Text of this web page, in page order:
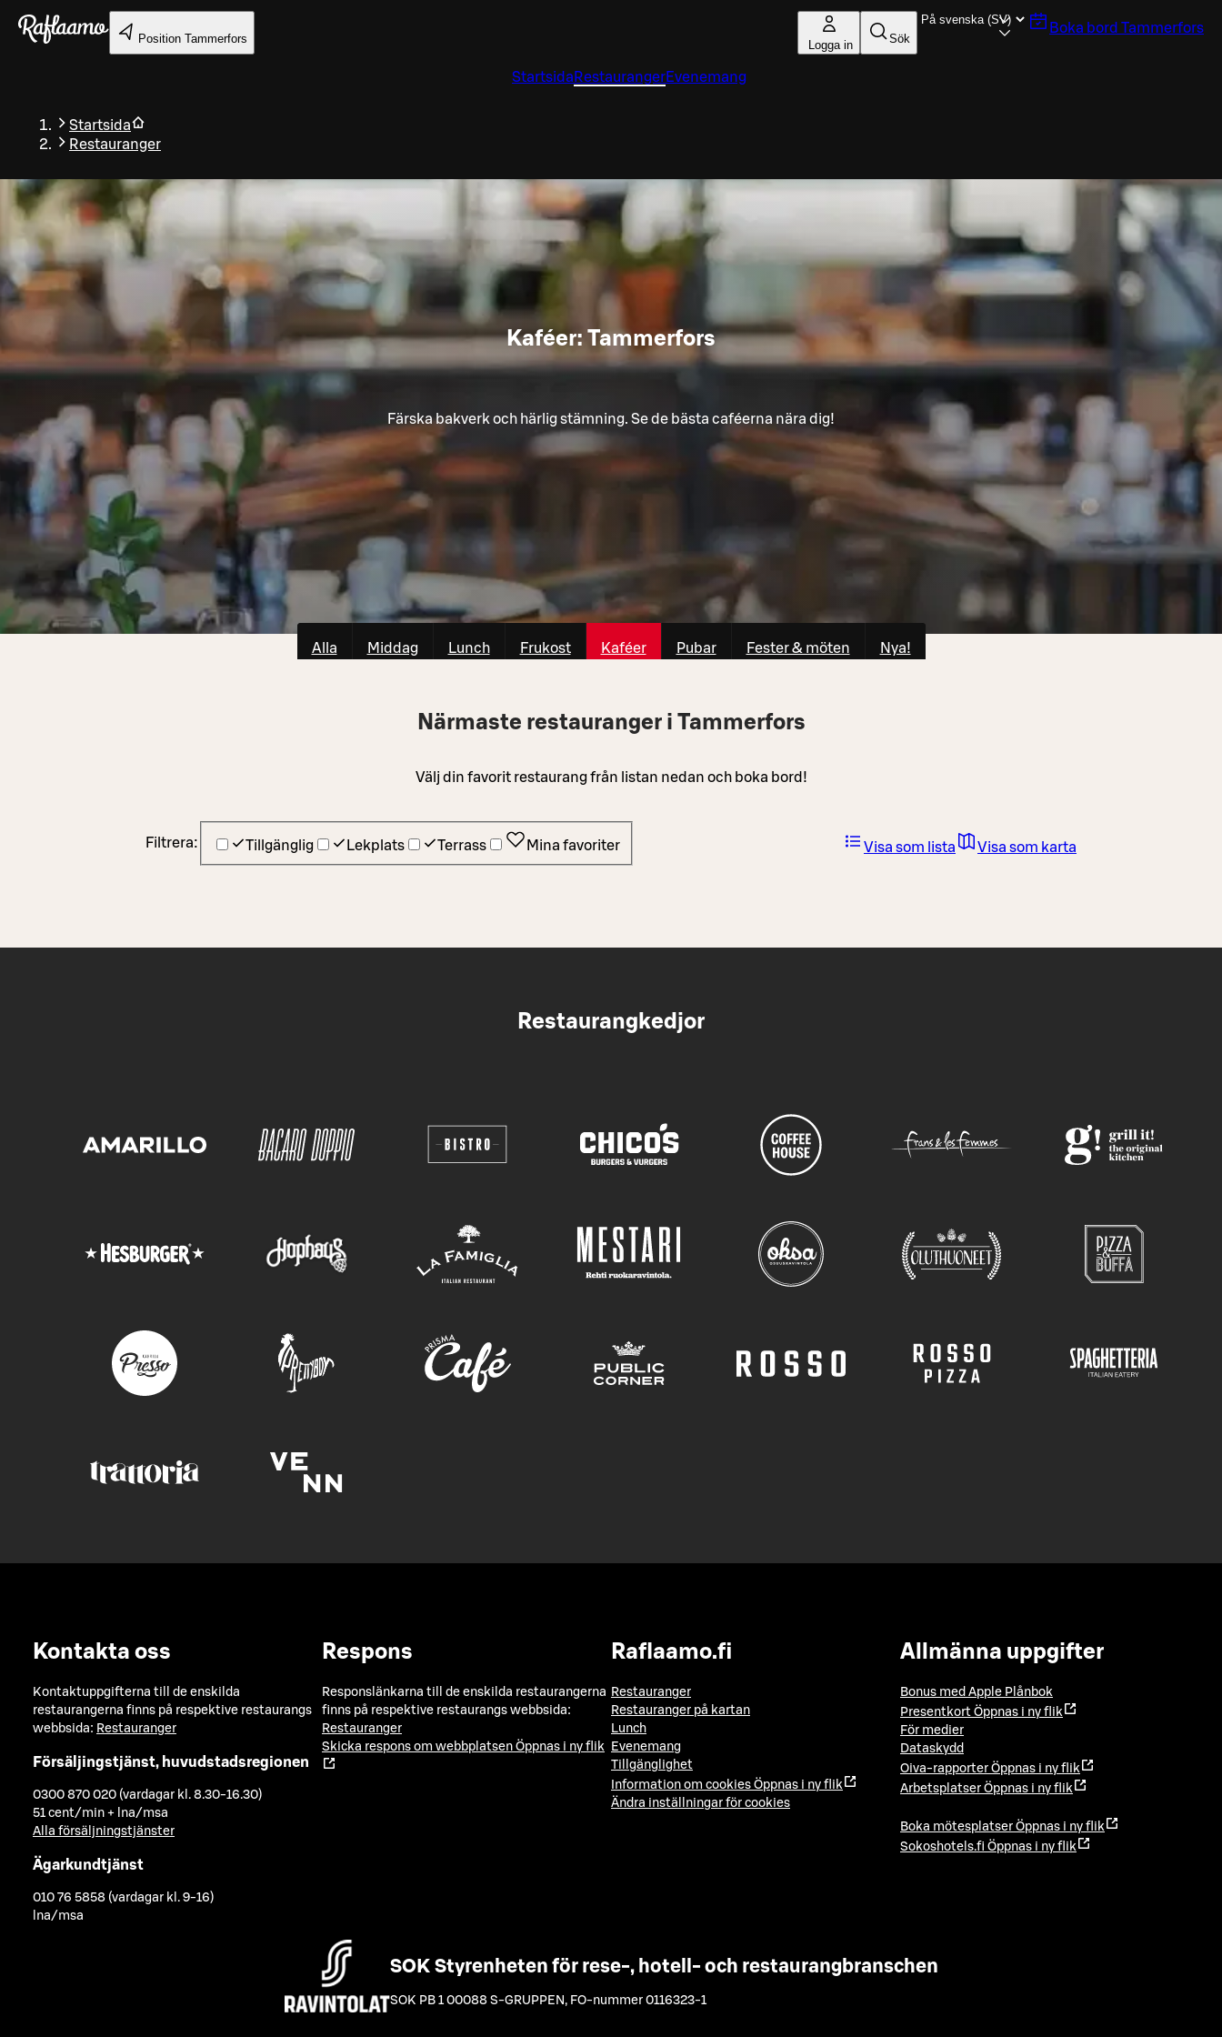
Gå till huvudinnehållet
Position Tammerfors Logga in Sök
Boka bord Tammerfors
Startsida RestaurangerEvenemang
Startsida
Restauranger
Kaféer: Tammerfors
Färska bakverk och härlig stämning. Se de bästa caféerna nära dig!
Alla Middag Lunch Frukost Kaféer Pubar Fester & möten Nya!
Närmaste restauranger i Tammerfors
Välj din favorit restaurang från listan nedan och boka bord!
Filtrera: Tillgänglig Lekplats Terrass Mina favoriter Visa som lista Visa som karta
Restaurangkedjor
Kontakta oss
Kontaktuppgifterna till de enskilda
restaurangerna finns på respektive restaurangs
webbsida: Restauranger
Försäljingstjänst, huvudstadsregionen
0300 870 020 (vardagar kl. 8.30-16.30)
51 cent/min + lna/msa
Alla försäljningstjänster
Ägarkundtjänst
010 76 5858 (vardagar kl. 9-16)
lna/msa
Respons
Responslänkarna till de enskilda restaurangerna
finns på respektive restaurangs webbsida:
Restauranger
Skicka respons om webbplatsen Öppnas i ny flik
Raflaamo.fi
Restauranger
Restauranger på kartan
Lunch
Evenemang
Tillgänglighet
Information om cookies Öppnas i ny flik
Ändra inställningar för cookies
Allmänna uppgifter
Bonus med Apple Plånbok
Presentkort Öppnas i ny flik
För medier
Dataskydd
Oiva-rapporter Öppnas i ny flik
Arbetsplatser Öppnas i ny flik
Boka mötesplatser Öppnas i ny flik
Sokoshotels.fi Öppnas i ny flik
SOK Styrenheten för rese-, hotell- och restaurangbranschen
SOK PB 1 00088 S-GRUPPEN , FO-nummer 0116323-1